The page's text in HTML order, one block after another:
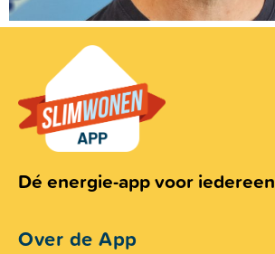
Dé energie-app voor iedereen
Over de App